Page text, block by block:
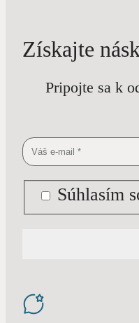
Získajte
Pripojte sa k
Súhlasím